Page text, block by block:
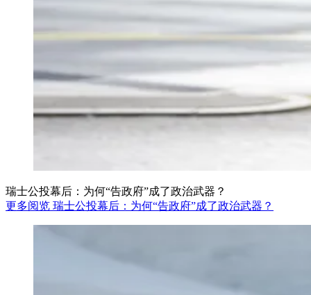
瑞士公投幕后：为何“告政府”成了政治武器？
更多阅览 瑞士公投幕后：为何“告政府”成了政治武器？